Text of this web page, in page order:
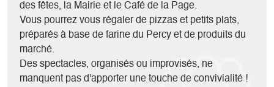
des fêtes, la Mairie et le Café de la Page.
Vous pourrez vous régaler de pizzas et petits plats,
préparés à base de farine du Percy et de produits du
marché.
Des spectacles, organisés ou improvisés, ne
manquent pas d'apporter une touche de convivialité !